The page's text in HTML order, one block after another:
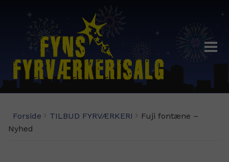
Demoaften 29/12-19:00
Forside TILBUD FYRVÆRKERI
Fuji fontæne –
Nyhed